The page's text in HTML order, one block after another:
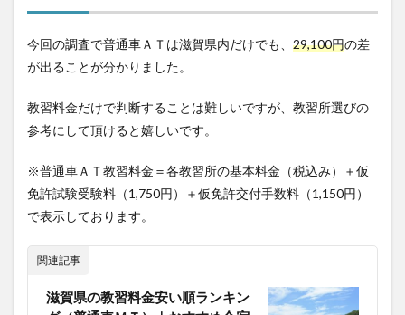
今回の調査で普通車ＡＴは滋賀県内だけでも、 29,100円の差
が出ることが分かりました。
教習料金だけで判断することは難しいですが、教習所選びの
参考にして頂けると嬉しいです。
※普通車ＡＴ教習料金＝各教習所の基本料金（税込み）＋仮
免許試験受験料（1,750円）＋仮免許交付手数料（1,150円）
で表示しております。
関連記事
滋賀県の教習料金安い順ランキン